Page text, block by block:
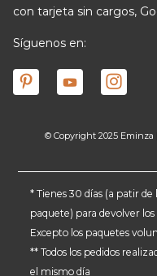
con tarjeta sin cargos,
Síguenos en:
© Copyright 2025 Eminza
* Tienes 30 días (a patir
paquete) para devolver
Excepto los paquetes
** Todos los pedidos
el mismo día